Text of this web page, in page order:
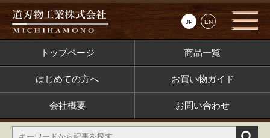
JP EN
トップページ 商品一覧
はじめての方へ お買い物ガイド
会社概要 お問い合わせ